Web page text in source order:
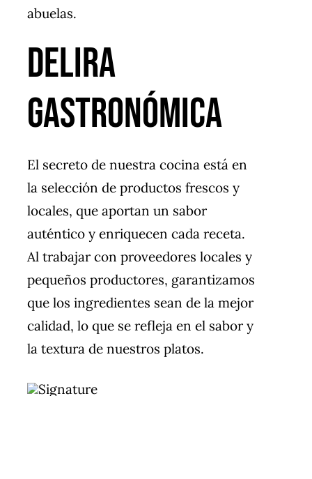
abuelas.
delira
gastronómica
El secreto de nuestra cocina está en
la selección de productos frescos y
locales, que aportan un sabor
auténtico y enriquecen cada receta.
Al trabajar con proveedores locales y
pequeños productores, garantizamos
que los ingredientes sean de la mejor
calidad, lo que se refleja en el sabor y
la textura de nuestros platos.